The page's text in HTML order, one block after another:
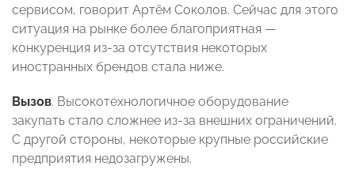
сервисом, говорит Артём Соколов. Сейчас для этого
ситуация на рынке более благоприятная —
конкуренция из-за отсутствия некоторых
иностранных брендов стала ниже.
Вызов. Высокотехнологичное оборудование
закупать стало сложнее из-за внешних ограничений.
С другой стороны, некоторые крупные российские
предприятия недозагружены.